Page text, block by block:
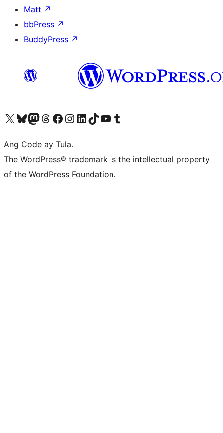
Matt ↗
bbPress ↗
BuddyPress ↗
Visit our X (formerly Twitter) account
Bisitahin ang aming Bluesky account
Visit our Mastodon account
Bisitahin ang aming Threads account
Visit our Facebook page
Visit our Instagram account
Visit our LinkedIn account
Bisitahin ang aming TikTok account
Visit our YouTube channel
Bisitahin ang aming Tumblr account
Ang Code ay Tula.
The WordPress® trademark is the intellectual property
of the WordPress Foundation.